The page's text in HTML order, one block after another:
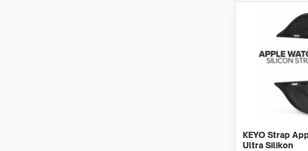
KEYO Strap
Ultra Silikon